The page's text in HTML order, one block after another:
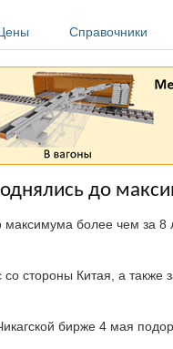
Справочники
до
более чем за 8
со стороны Китая, а
бирже 4 мая